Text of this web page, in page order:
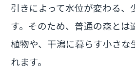
引きによって水位が変わる、
す。そのため、普通の森とは
植物や、干潟に暮らす小さな
れます。